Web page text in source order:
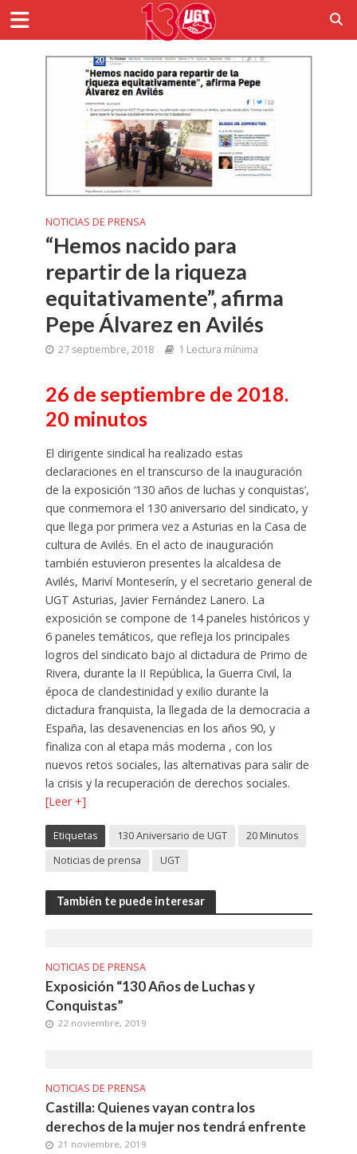
NOTICIAS DE PRENSA
“Hemos nacido para
repartir de la riqueza
equitativamente”, afirma
Pepe Álvarez en Avilés
27 septiembre, 2018 1 Lectura mínima
26 de septiembre de 2018.
20 minutos
El dirigente sindical ha realizado estas
declaraciones en el transcurso de la inauguración
de la exposición ‘130 años de luchas y conquistas’,
que conmemora el 130 aniversario del sindicato, y
que llega por primera vez a Asturias en la Casa de
cultura de Avilés. En el acto de inauguración
también estuvieron presentes la alcaldesa de
Avilés, Mariví Monteserín, y el secretario general de
UGT Asturias, Javier Fernández Lanero. La
exposición se compone de 14 paneles históricos y
6 paneles temáticos, que refleja los principales
logros del sindicato bajo al dictadura de Primo de
Rivera, durante la II República, la Guerra Civil, la
época de clandestinidad y exilio durante la
dictadura franquista, la llegada de la democracia a
España, las desavenencias en los años 90, y
finaliza con al etapa más moderna , con los
nuevos retos sociales, las alternativas para salir de
la crisis y la recuperación de derechos sociales.
[Leer +]
Etiquetas 130 Aniversario de UGT
20 Minutos
Noticias de prensa
UGT
También te puede interesar
NOTICIAS DE PRENSA
Exposición “130 Años de Luchas y
Conquistas”
22 noviembre, 2019
NOTICIAS DE PRENSA
Castilla: Quienes vayan contra los
derechos de la mujer nos tendrá enfrente
21 noviembre, 2019